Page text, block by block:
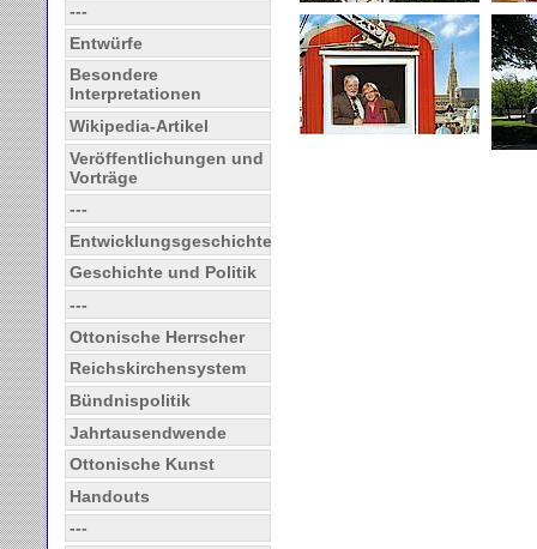
---
Entwürfe
Besondere
Interpretationen
Wikipedia-Artikel
Veröffentlichungen und
Vorträge
---
Entwicklungsgeschichte
Geschichte und Politik
---
Ottonische Herrscher
Reichskirchensystem
Bündnispolitik
Jahrtausendwende
Ottonische Kunst
Handouts
---